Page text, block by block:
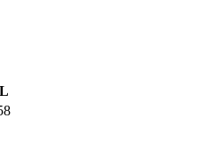
L